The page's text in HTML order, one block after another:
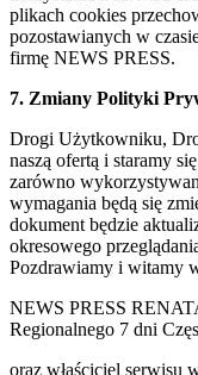
plikach cookies
pozostawianych w
firmę NEWS PRESS.
7. Zmiany Polityki
Drogi Użytkowniku,
naszą ofertą i staramy
zarówno
wymagania będą się
dokument będzie
okresowego
Pozdrawiamy i witamy
NEWS PRESS
Regionalnego 7 dni
oraz właściciel serwisu